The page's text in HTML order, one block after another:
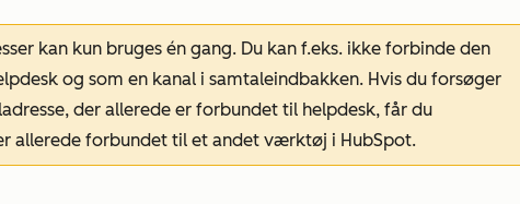
kan kun bruges én gang. Du kan f.eks. ikke forbinde den
og som en kanal i samtaleindbakken. Hvis du forsøger
der allerede er forbundet til helpdesk, får du
allerede forbundet til et andet værktøj i HubSpot.